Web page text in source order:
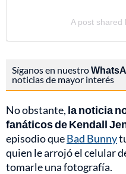
A post shared
Síganos en nuestro
noticias de mayor interés
No obstante, la noticia
fanáticos de Kendall
episodio queBad Bunny
quien le arrojó el celular
tomarle una fotografía.